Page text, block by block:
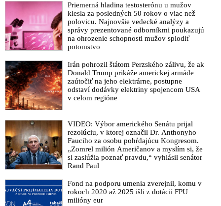
Priemerná hladina testosterónu u mužov
klesla za posledných 50 rokov o viac než
polovicu. Najnovšie vedecké analýzy a
správy prezentované odborníkmi poukazujú
na ohrozenie schopnosti mužov splodiť
potomstvo
Irán pohrozil štátom Perzského zálivu, že ak
Donald Trump prikáže americkej armáde
zaútočiť na jeho elektrárne, postupne
odstaví dodávky elektriny spojencom USA
v celom regióne
VIDEO: Výbor amerického Senátu prijal
rezolúciu, v ktorej označil Dr. Anthonyho
Fauciho za osobu pohŕdajúcu Kongresom.
„Zomrel milión Američanov a myslím si, že
si zaslúžia poznať pravdu,“ vyhlásil senátor
Rand Paul
Fond na podporu umenia zverejnil, komu v
rokoch 2020 až 2025 išli z dotácií FPU
milióny eur